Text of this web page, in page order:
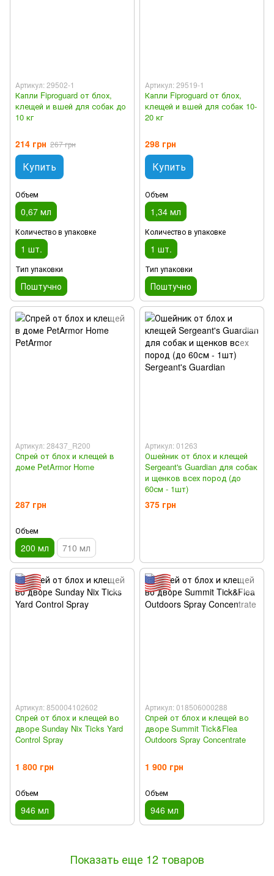
Артикул: 29502-1
Капли Fiproguard от блох,
клещей и вшей для собак до
10 кг
214 грн 267 грн
Купить
Объем
0,67 мл
Количество в упаковке
1 шт.
Тип упаковки
Поштучно
Артикул: 29519-1
Капли Fiproguard от блох,
клещей и вшей для собак 10-
20 кг
298 грн
Купить
Объем
1,34 мл
Количество в упаковке
1 шт.
Тип упаковки
Поштучно
Артикул: 28437_R200
Спрей от блох и клещей в
доме PetArmor Home
287 грн
Объем
200 мл 710 мл
Артикул: 01263
Ошейник от блох и клещей
Sergeant's Guardian для собак
и щенков всех пород (до
60см - 1шт)
375 грн
Артикул: 850004102602
Спрей от блох и клещей во
дворе Sunday Nix Ticks Yard
Control Spray
1 800 грн
Объем
946 мл
Артикул: 018506000288
Спрей от блох и клещей во
дворе Summit Tick&Flea
Outdoors Spray Concentrate
1 900 грн
Объем
946 мл
Показать еще 12 товаров